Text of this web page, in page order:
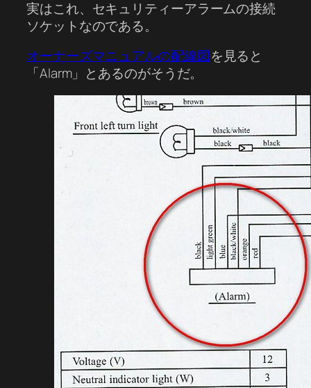
実はこれ、セキュリティーアラームの接続
ソケットなのである。
オーナーズマニュアルの配線図を見ると
「Alarm」とあるのがそうだ。